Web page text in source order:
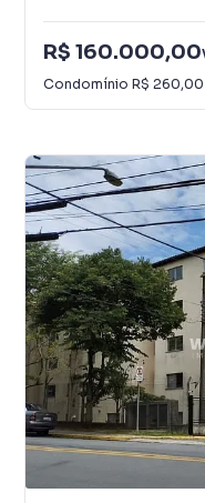
R$ 160.000,00
Condomínio R$ 260,00